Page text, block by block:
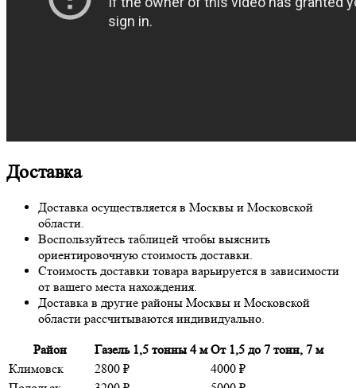
Доставка
Доставка осуществляется в Москвы и Московской
области.
Воспользуйтесь таблицей чтобы выяснить
ориентировочную стоимость доставки.
Стоимость доставки товара варьируется в зависимости
от вашего места нахождения.
Доставка в другие районы Москвы и Московской
области рассчитываются индивидуально.
Район Газель 1,5 тонны 4 м От 1,5 до 7 тонн, 7 м
Климовск
2800 ₽
4000 ₽